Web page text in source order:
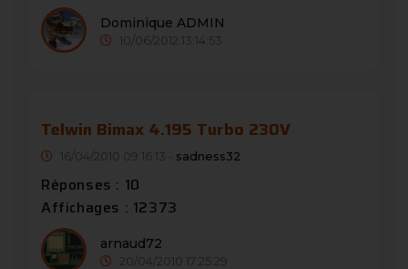
Dominique ADMIN
10/06/2012 13:14:53
Telwin Bimax 4.195 Turbo 230V
16/04/2010 09:16:13 - sadness32
Réponses : 10
Affichages : 12373
arnaud72
20/04/2010 17:25:29